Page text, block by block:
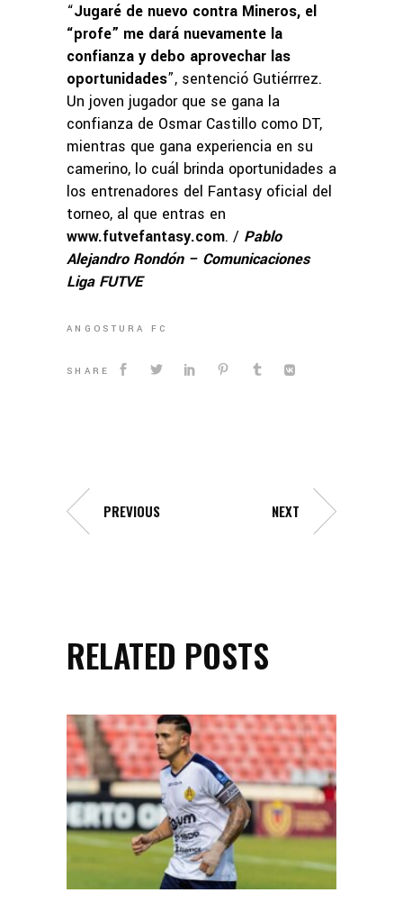
“Jugaré de nuevo contra Mineros, el
“profe” me dará nuevamente la
confianza y debo aprovechar las
oportunidades”, sentenció Gutiérrrez.
Un joven jugador que se gana la
confianza de Osmar Castillo como DT,
mientras que gana experiencia en su
camerino, lo cuál brinda oportunidades a
los entrenadores del Fantasy oficial del
torneo, al que entras en
www.futvefantasy.com. / Pablo
Alejandro Rondón – Comunicaciones
Liga FUTVE
ANGOSTURA FC
SHARE
PREVIOUS NEXT
RELATED POSTS